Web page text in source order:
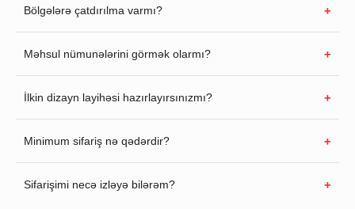
Bölgələrə çatdırılma varmı?
Məhsul nümunələrini görmək olarmı?
İlkin dizayn layihəsi hazırlayırsınızmı?
Minimum sifariş nə qədərdir?
Sifarişimi necə izləyə bilərəm?